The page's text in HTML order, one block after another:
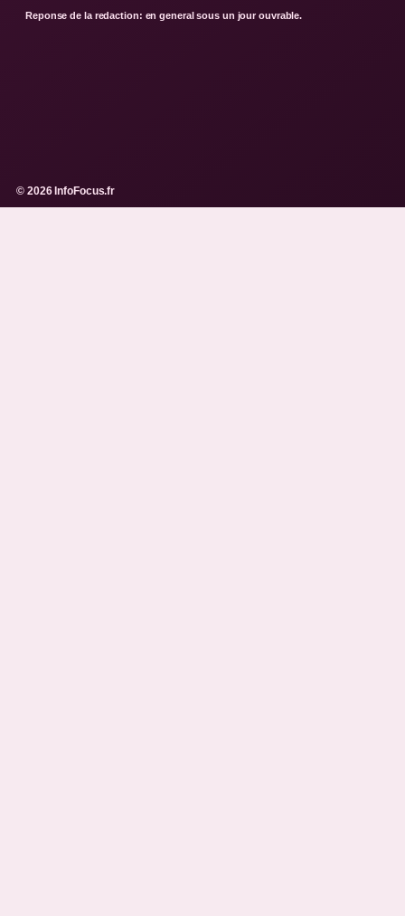
Reponse de la redaction: en general sous un jour ouvrable.
© 2026 InfoFocus.fr